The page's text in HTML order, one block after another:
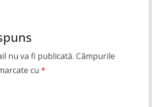
nu va fi publicată. Câmpurile
cu *